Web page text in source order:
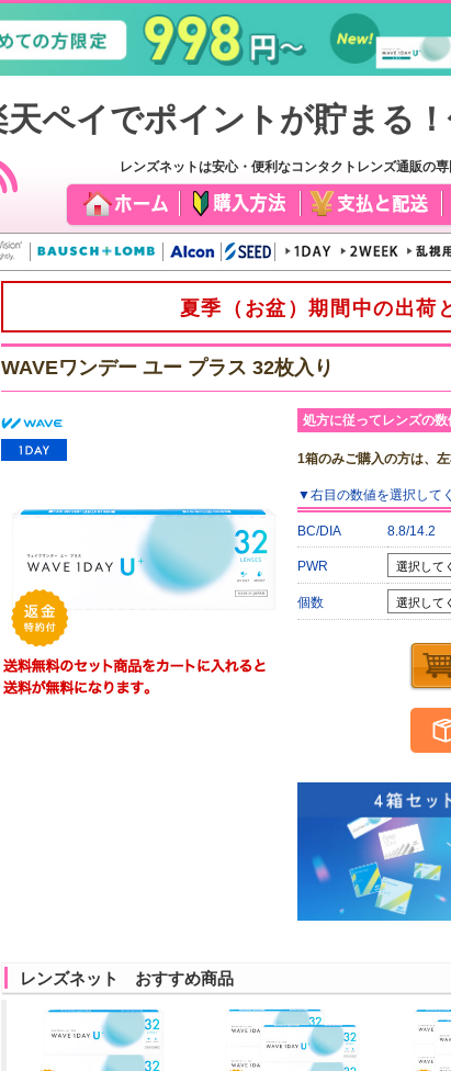
レンズネットは安心・便利なコンタクトレンズ通販の専
夏季（お盆）期間中の出荷
WAVEワンデー ユー プラス 32枚入り
処方に従ってレンズの数
1箱のみご購入の方は、
▼右目の数値を選択して
BC/DIA 8.8/14.2
PWR
個数
レンズネット おすすめ商品